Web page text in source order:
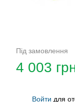
Під замовлення
4 003
Войти для